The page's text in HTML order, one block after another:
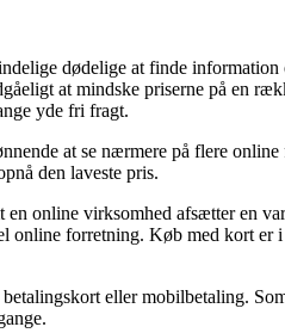
dødelige at finde
at mindske priserne på en
yde fri fragt.
at se nærmere på flere
den laveste pris.
online virksomhed afsætter en
online forretning. Køb med kort er
eller mobilbetaling.